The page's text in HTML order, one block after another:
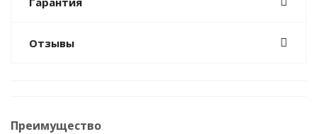
Отзывы
Преимущество